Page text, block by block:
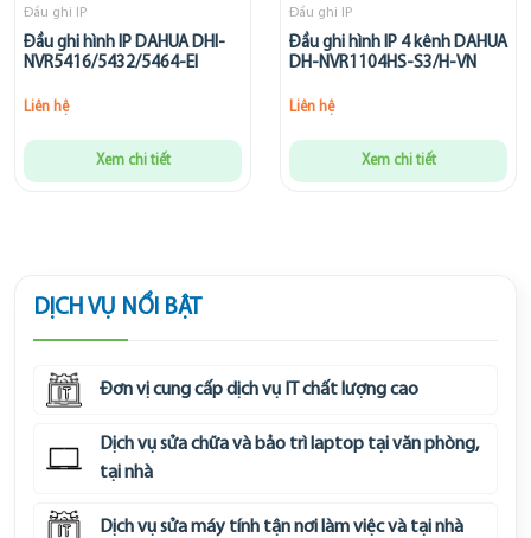
Đầu ghi IP
Đầu ghi hình IP DAHUA DHI-
NVR5416/5432/5464-EI
Liên hệ
Xem chi tiết
Đầu ghi IP
Đầu ghi hình IP 4 kênh DAHUA
DH-NVR1104HS-S3/H-VN
Liên hệ
Xem chi tiết
DỊCH VỤ NỔI BẬT
Đơn vị cung cấp dịch vụ IT chất lượng cao
Dịch vụ sửa chữa và bảo trì laptop tại văn phòng,
tại nhà
Dịch vụ sửa máy tính tận nơi làm việc và tại nhà